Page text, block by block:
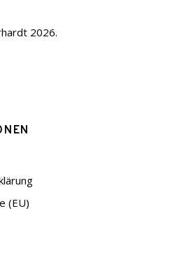
2026.
(EU)